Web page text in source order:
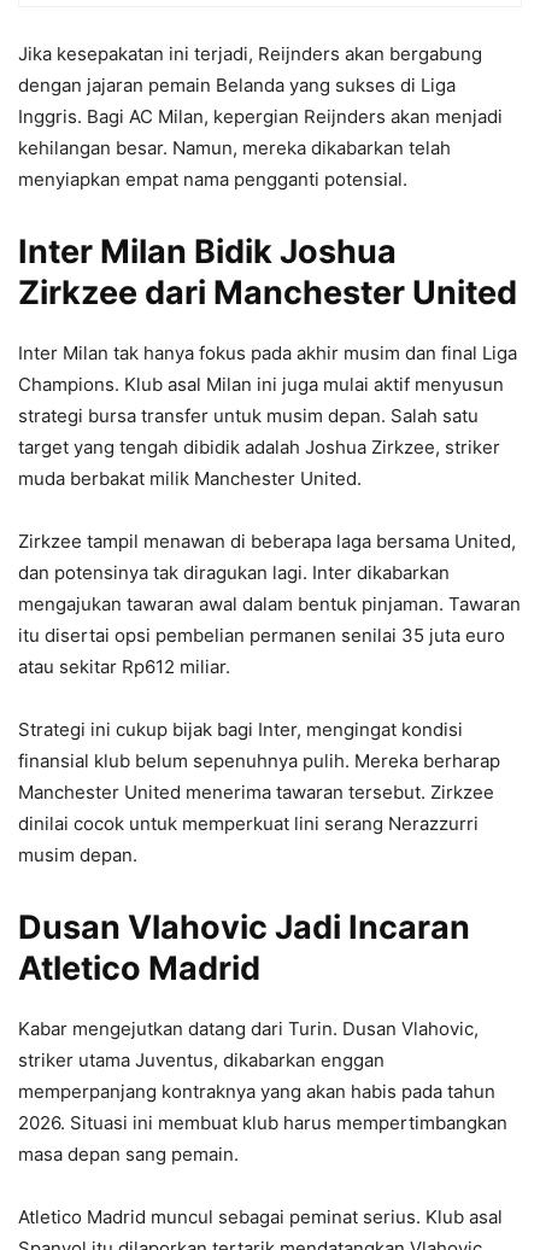
Jika kesepakatan ini terjadi, Reijnders akan bergabung
dengan jajaran pemain Belanda yang sukses di Liga
Inggris. Bagi AC Milan, kepergian Reijnders akan menjadi
kehilangan besar. Namun, mereka dikabarkan telah
menyiapkan empat nama pengganti potensial.
Inter Milan Bidik Joshua
Zirkzee dari Manchester United
Inter Milan tak hanya fokus pada akhir musim dan final Liga
Champions. Klub asal Milan ini juga mulai aktif menyusun
strategi bursa transfer untuk musim depan. Salah satu
target yang tengah dibidik adalah Joshua Zirkzee, striker
muda berbakat milik Manchester United.
Zirkzee tampil menawan di beberapa laga bersama United,
dan potensinya tak diragukan lagi. Inter dikabarkan
mengajukan tawaran awal dalam bentuk pinjaman. Tawaran
itu disertai opsi pembelian permanen senilai 35 juta euro
atau sekitar Rp612 miliar.
Strategi ini cukup bijak bagi Inter, mengingat kondisi
finansial klub belum sepenuhnya pulih. Mereka berharap
Manchester United menerima tawaran tersebut. Zirkzee
dinilai cocok untuk memperkuat lini serang Nerazzurri
musim depan.
Dusan Vlahovic Jadi Incaran
Atletico Madrid
Kabar mengejutkan datang dari Turin. Dusan Vlahovic,
striker utama Juventus, dikabarkan enggan
memperpanjang kontraknya yang akan habis pada tahun
2026. Situasi ini membuat klub harus mempertimbangkan
masa depan sang pemain.
Atletico Madrid muncul sebagai peminat serius. Klub asal